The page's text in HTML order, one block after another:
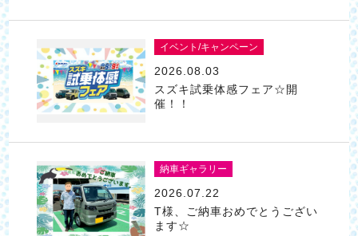
イベント/キャンペーン
2026.08.03
スズキ試乗体感フェア☆開
催！！
納車ギャラリー
2026.07.22
T様、ご納車おめでとうござい
ます☆